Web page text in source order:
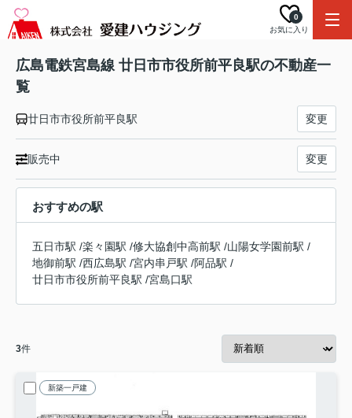
お気に入り
0
広島電鉄宮島線 廿日市市役所前平良駅の不動産一
覧
廿日市市役所前平良駅 変更
販売中 変更
おすすめの駅
五日市駅 /楽々園駅 /修大協創中高前駅 /山陽女学園前駅 /
地御前駅 /西広島駅 /宮内串戸駅 /阿品駅 /
廿日市市役所前平良駅 /宮島口駅
3件
新築一戸建